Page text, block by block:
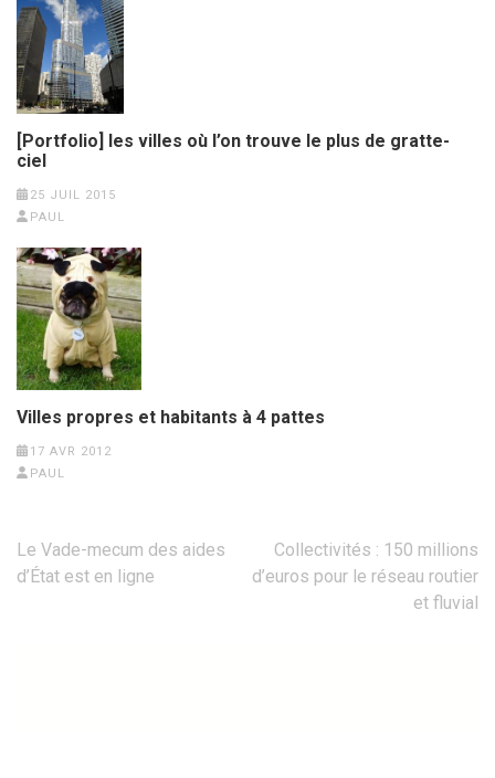
[Portfolio] les villes où l’on trouve le plus de gratte-
ciel
25 JUIL 2015
PAUL
Villes propres et habitants à 4 pattes
17 AVR 2012
PAUL
Navigation
de
Le Vade-mecum des aides
d’État est en ligne
Collectivités : 150 millions
d’euros pour le réseau routier
et fluvial